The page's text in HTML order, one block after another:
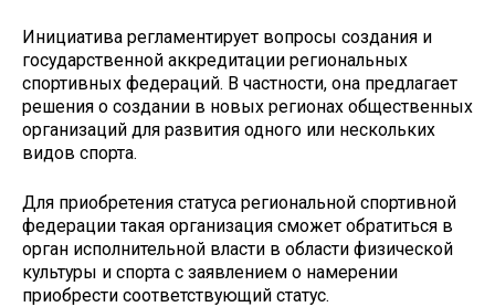
Инициатива регламентирует вопросы создания и
государственной аккредитации региональных
спортивных федераций. В частности, она предлагает
решения о создании в новых регионах общественных
организаций для развития одного или нескольких
видов спорта.
Для приобретения статуса региональной спортивной
федерации такая организация сможет обратиться в
орган исполнительной власти в области физической
культуры и спорта с заявлением о намерении
приобрести соответствующий статус.